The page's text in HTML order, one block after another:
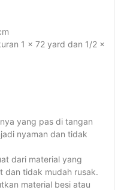
1 x 72 yard dan 1/2 x
yang pas di tangan
nyaman dan tidak
dari material yang
dan tidak mudah rusak.
material besi atau